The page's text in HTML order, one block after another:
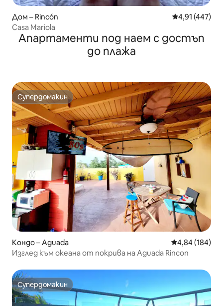
Дом – Rincón Средна
4,91 (447)
Casa Mariola
Апартаменти под наем с достъп
до плажа
Супердомакин
Супердомакин
Кондо – Aguada Средна
4,84 (184)
Изглед към океана от покрива на Aguada Rincon
Супердомакин
Супердомакин